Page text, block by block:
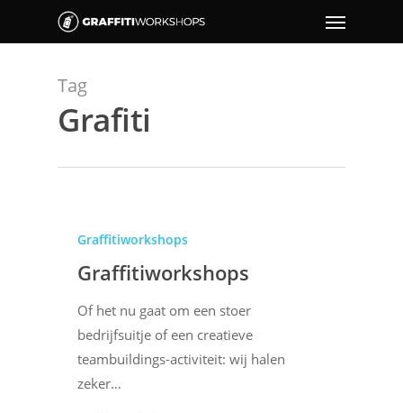
Tag
Grafiti
Graffitiworkshops
Graffitiworkshops
Of het nu gaat om een stoer
bedrijfsuitje of een creatieve
teambuildings-activiteit: wij halen
zeker…